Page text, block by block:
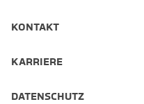
KONTAKT
KARRIERE
DATENSCHUTZ